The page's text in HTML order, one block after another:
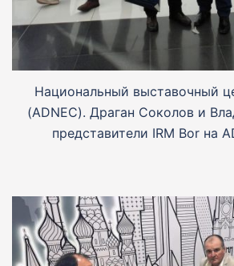
Национальный выставочный
(ADNEC). Драган Соколов и
представители IRM Bor на